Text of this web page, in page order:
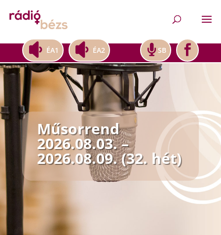
ÉA1 ÉA2 SB
Műsorrend
2026.08.03. –
2026.08.09. (32. hét)